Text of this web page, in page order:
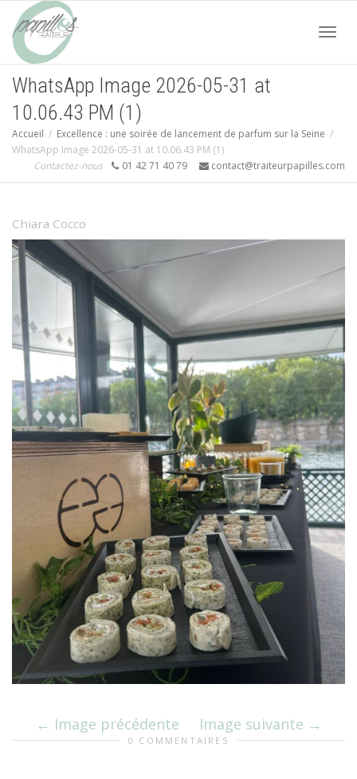
WhatsApp Image 2026-05-31 at
10.06.43 PM (1)
Accueil
Excellence : une soirée de lancement de parfum sur la Seine
WhatsApp Image 2026-05-31 at 10.06.43 PM (1)
Contactez-nous
01 42 71 40 79 contact@traiteurpapilles.com
Chiara Cocco
Image précédente Image suivante
0 COMMENTAIRES